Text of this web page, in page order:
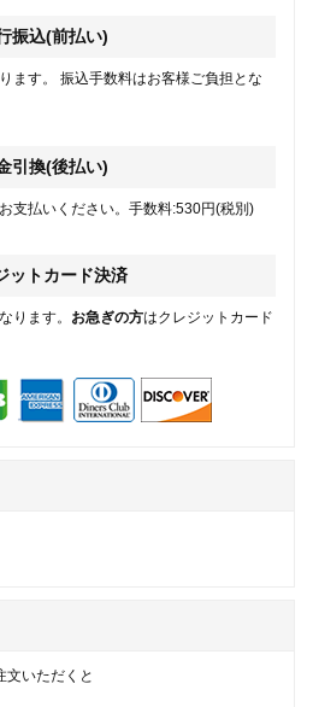
振込(前払い)
ます。 振込手数料はお客様ご負担とな
引換(後払い)
支払いください。手数料:530円(税別)
ットカード決済
ります。 お急ぎの方はクレジットカード
文いただくと